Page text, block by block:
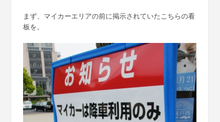
まず、マイカーエリアの前に掲示されていたこちらの看
板を。